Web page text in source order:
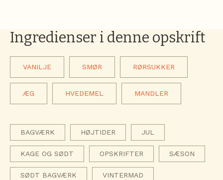
Ingredienser i denne opskrift
VANILJE SMØR RØRSUKKER
ÆG HVEDEMEL MANDLER
BAGVÆRK HØJTIDER JUL
KAGE OG SØDT OPSKRIFTER SÆSON
SØDT BAGVÆRK VINTERMAD